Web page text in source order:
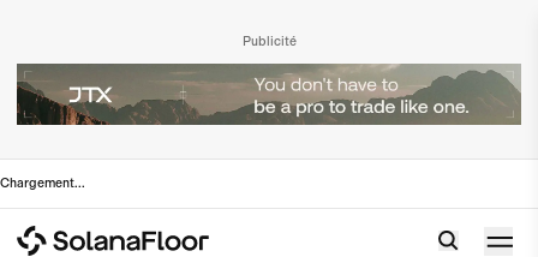
Publicité
Chargement...